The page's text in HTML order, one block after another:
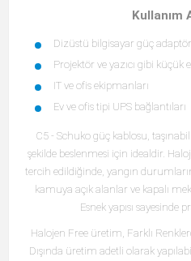
Kullanım
Dizüstü bilgisayar güç
Projektör ve yazıcı gibi küçük
IT ve ofis ekipmanları
Ev ve ofis tipi UPS bağlantıları
C5 - Schuko güç kablosu,
şekilde beslenmesi için idealdir.
tercih edildiğinde, yangın
kamuya açık alanlar ve kapalı
Esnek yapısı sayesinde
Halojen Free üretim, Farklı
Dışında üretim adetli olarak